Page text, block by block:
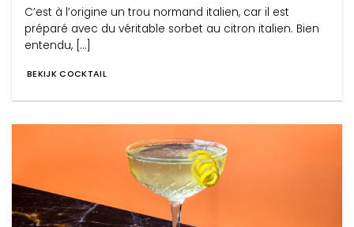
C’est à l’origine un trou normand italien, car il est
préparé avec du véritable sorbet au citron italien. Bien
entendu, [...]
BEKIJK COCKTAIL